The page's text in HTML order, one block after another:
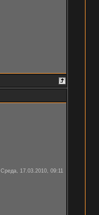
Среда, 17.03.2010, 09:11